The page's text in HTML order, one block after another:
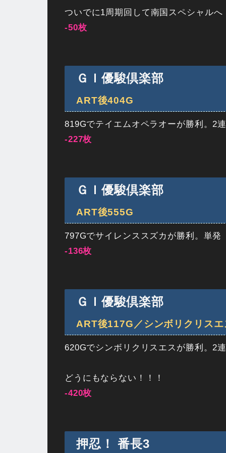
ついでに1周期回して南国スペシャルへ
-50枚
ＧＩ優駿倶楽部
ART後404G
819Gでテイエムオペラオーが勝利。2
-227枚
ＧＩ優駿倶楽部
ART後555G
797Gでサイレンススズカが勝利。単発
-136枚
ＧＩ優駿倶楽部
ART後117G／シンボリクリスエ
620Gでシンボリクリスエスが勝利。2
どうにもならない！！！
-420枚
押忍！ 番長3